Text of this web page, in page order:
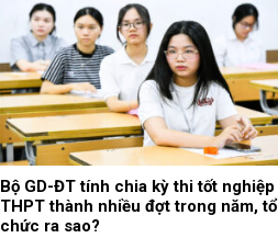
Bộ GD-ĐT tính chia kỳ thi tốt nghiệp
THPT thành nhiều đợt trong năm, tổ
chức ra sao?